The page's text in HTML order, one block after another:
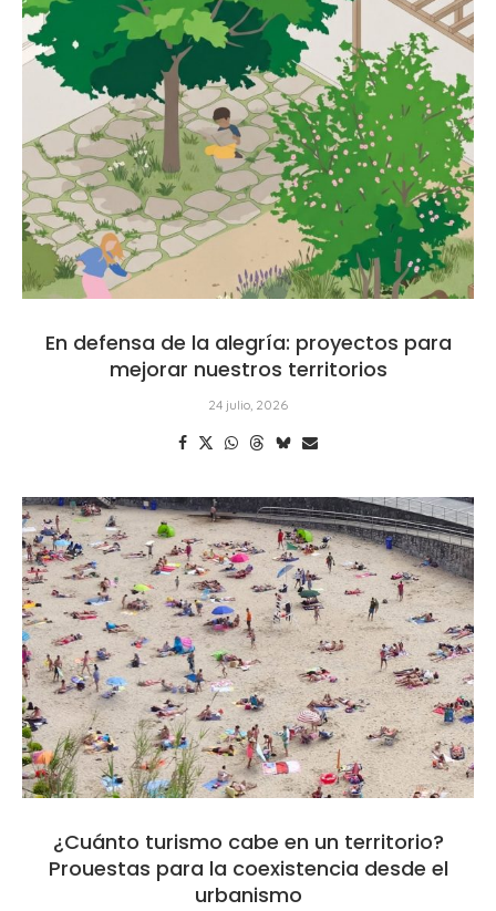
En defensa de la alegría: proyectos para
mejorar nuestros territorios
24 julio, 2026
¿Cuánto turismo cabe en un territorio?
Prouestas para la coexistencia desde el
urbanismo